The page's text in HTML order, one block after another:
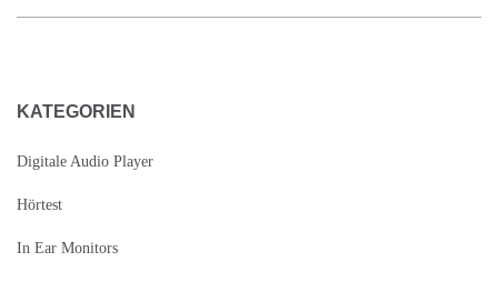
KATEGORIEN
Digitale Audio Player
Hörtest
In Ear Monitors